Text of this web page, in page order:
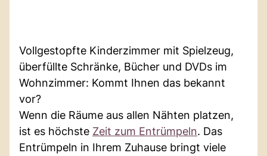
Vollgestopfte Kinderzimmer mit Spielzeug,
überfüllte Schränke, Bücher und DVDs im
Wohnzimmer: Kommt Ihnen das bekannt
vor?
Wenn die Räume aus allen Nähten platzen,
ist es höchste Zeit zum Entrümpeln. Das
Entrümpeln in Ihrem Zuhause bringt viele